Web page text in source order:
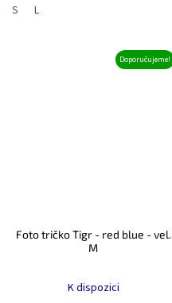
S L
Doporučujeme!
Foto tričko Tigr - red blue - vel.
M
hodnocení
produktu
K dispozici